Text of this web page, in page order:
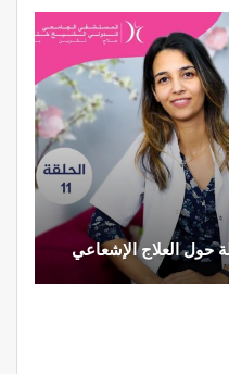
حول العلاج الإشعاعي